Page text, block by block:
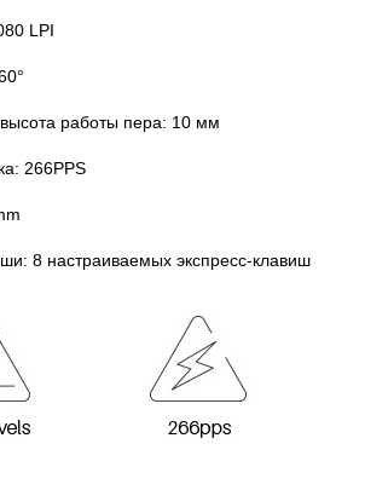
LPI
работы пера: 10 мм
266PPS
8 настраиваемых экспресс-клавиш